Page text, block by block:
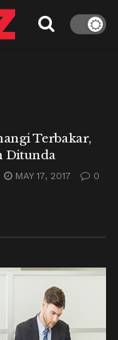
Terbakar,
Ditunda
MAY 17, 2017 0